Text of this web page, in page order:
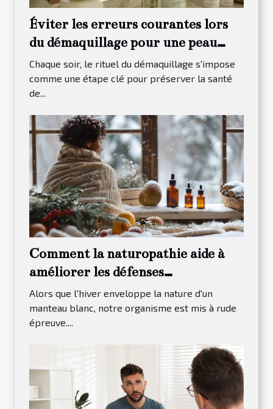
Éviter les erreurs courantes lors
du démaquillage pour une peau
saine
Chaque soir, le rituel du démaquillage s'impose
comme une étape clé pour préserver la santé
de...
Comment la naturopathie aide à
améliorer les défenses
immunitaires en hiver
Alors que l'hiver enveloppe la nature d'un
manteau blanc, notre organisme est mis à rude
épreuve....